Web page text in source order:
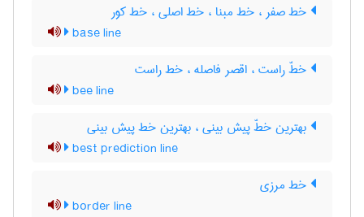
خط صفر ، خط مبنا ، خط اصلی ، خط کور
base line
خطّ راست ، اقصر فاصله ، خط راست
bee line
بهترین خطّ پیش بینی ، بهترین خط پیش بینی
best prediction line
خط مرزی
border line